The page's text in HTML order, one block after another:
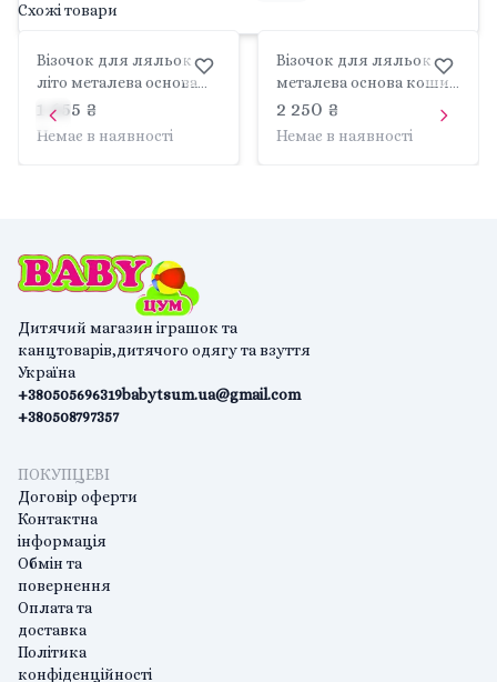
Схожі товари
Візочок для ляльок
літо металева основа
кошик складний
каптур SO-617-5B Китай
1 655 ₴
Немає в наявності
Візочок для ляльок
металева основа кошик
складний каптур
SO6916-9 Китай
2 250 ₴
Немає в наявності
Дитячий магазин іграшок та
канцтоварів,дитячого одягу та взуття
Україна
+380505696319
+380508797357
babytsum.ua@gmail.com
ПОКУПЦЕВІ
Договір оферти
Контактна
інформація
Обмін та
повернення
Оплата та
доставка
Політика
конфіденційності